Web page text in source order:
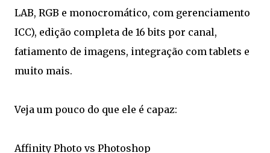
LAB, RGB e monocromático, com gerenciamento
ICC), edição completa de 16 bits por canal,
fatiamento de imagens, integração com tablets e
muito mais.
Veja um pouco do que ele é capaz:
Affinity Photo vs Photoshop